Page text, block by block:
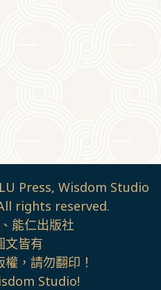
Press, Wisdom Studio
rights reserved.
能仁出版社
文皆有
，請勿翻印！
Studio!